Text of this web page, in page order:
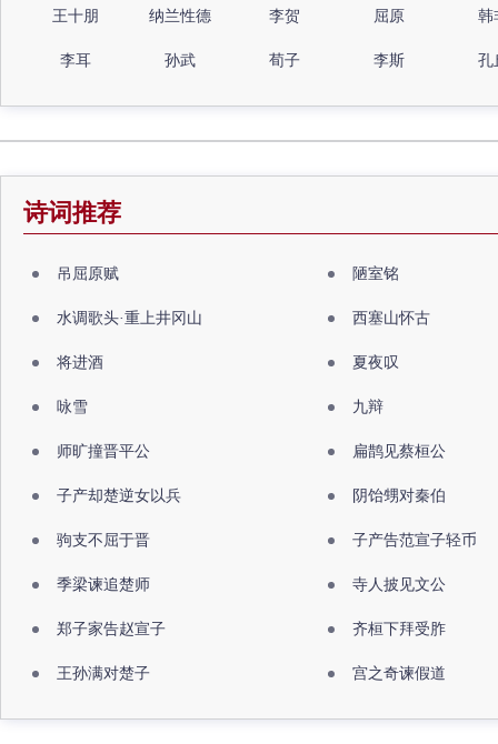
王十朋 纳兰性德 李贺 屈原 韩
李耳 孙武 荀子 李斯 孔
诗词推荐
吊屈原赋 陋室铭
水调歌头·重上井冈山 西塞山怀古
将进酒 夏夜叹
咏雪 九辩
师旷撞晋平公 扁鹊见蔡桓公
子产却楚逆女以兵 阴饴甥对秦伯
驹支不屈于晋 子产告范宣子轻币
季梁谏追楚师 寺人披见文公
郑子家告赵宣子 齐桓下拜受胙
王孙满对楚子 宫之奇谏假道